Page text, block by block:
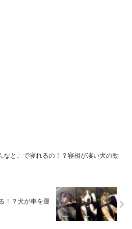
なとこで寝れるの！？寝相が凄い犬の動
！？犬が車を運